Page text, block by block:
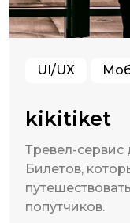
UI/UX
kikitiket
Тревел-
Билетов,
попутчиков.